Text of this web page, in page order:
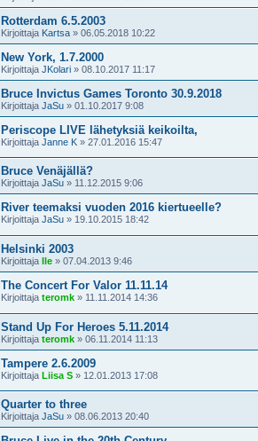
Rotterdam 6.5.2003
Kirjoittaja Kartsa » 06.05.2018 10:22
New York, 1.7.2000
Kirjoittaja JKolari » 08.10.2017 11:17
Bruce Invictus Games Toronto 30.9.2018
Kirjoittaja JaSu » 01.10.2017 9:08
Periscope LIVE lähetyksiä keikoilta,
Kirjoittaja Janne K » 27.01.2016 15:47
Bruce Venäjällä?
Kirjoittaja JaSu » 11.12.2015 9:06
River teemaksi vuoden 2016 kiertueelle?
Kirjoittaja JaSu » 19.10.2015 18:42
Helsinki 2003
Kirjoittaja Ile » 07.04.2013 9:46
The Concert For Valor 11.11.14
Kirjoittaja teromk » 11.11.2014 14:36
Stand Up For Heroes 5.11.2014
Kirjoittaja teromk » 06.11.2014 11:13
Tampere 2.6.2009
Kirjoittaja Liisa S » 12.01.2013 17:08
Quarter to three
Kirjoittaja JaSu » 08.06.2013 20:40